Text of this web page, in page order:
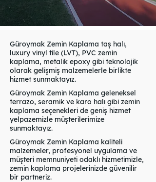
Güroymak Zemin Kaplama taş halı,
luxury vinyl tile (LVT), PVC zemin
kaplama, metalik epoxy gibi teknolojik
olarak gelişmiş malzemelerle birlikte
hizmet sunmaktayız.
Güroymak Zemin Kaplama geleneksel
terrazo, seramik ve karo halı gibi zemin
kaplama seçenekleri de geniş hizmet
yelpazemizle müşterilerimize
sunmaktayız.
Güroymak Zemin Kaplama kaliteli
malzemeler, profesyonel uygulama ve
müşteri memnuniyeti odaklı hizmetimizle,
zemin kaplama projelerinizde güvenilir
bir partneriz.